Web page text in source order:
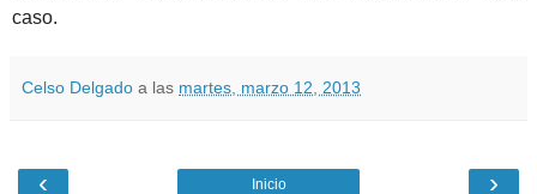
caso.
Celso Delgado a las martes, marzo 12, 2013
‹ ›
Inicio